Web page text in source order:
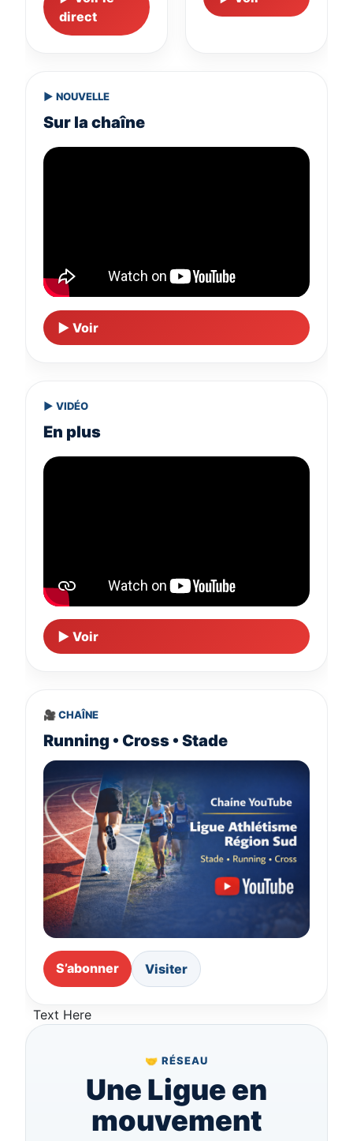
direct
▶ NOUVELLE
Sur la chaîne
▶ Voir
▶ VIDÉO
En plus
▶ Voir
🎥 CHAÎNE
Running • Cross • Stade
S’abonner Visiter
Text Here
🤝 RÉSEAU
Une Ligue en
mouvement